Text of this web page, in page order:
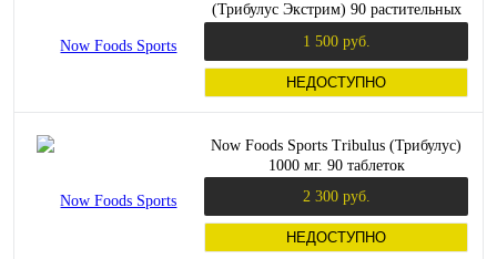
(Трибулус Экстрим) 90 растительных
1 500 руб.
НЕДОСТУПНО
Now Foods Sports Tribulus (Трибулус)
1000 мг. 90 таблеток
2 300 руб.
НЕДОСТУПНО